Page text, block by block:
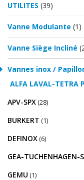
UTILITES (39)
Vanne Modulante (1)
Vanne Siège Incliné
Vannes inox /
ALFA LAVAL-TETRA
APV-SPX(28)
BURKERT (1)
DEFINOX(6)
GEA-TUCHENHAGEN-
GEMU (1)